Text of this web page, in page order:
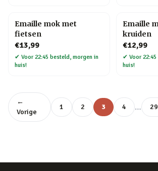
Emaille mok met
fietsen
€13,99
✔ Voor 22:45 besteld, morgen in
huis!
Emaille
kruiden
€12,99
✔ Voor
huis!
←
Vorige
1 2 3 4 … 29